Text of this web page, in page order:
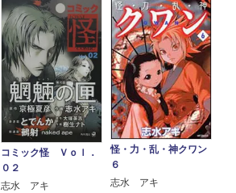
コミック怪 Ｖｏｌ．
０２
志水 アキ
怪・力・乱・神クワン
６
志水 アキ